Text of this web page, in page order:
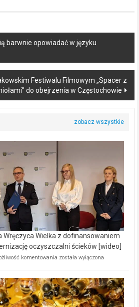
barwnie opowiadać w języku
Festiwalu Filmowym „Spacer z
do obejrzenia w Częstochowie
Wręczyca Wielka z dofinansowaniem
oczyszczalni ścieków [wideo]
komentowania Ekologiczne
Wręczyca
Wielka
z
dofinansowaniem
została wyłączona